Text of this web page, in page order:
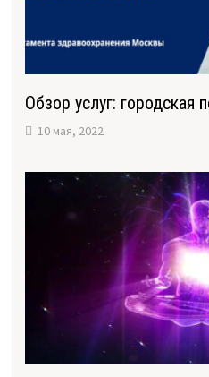
Обзор услуг: городская
10 мая, 2022